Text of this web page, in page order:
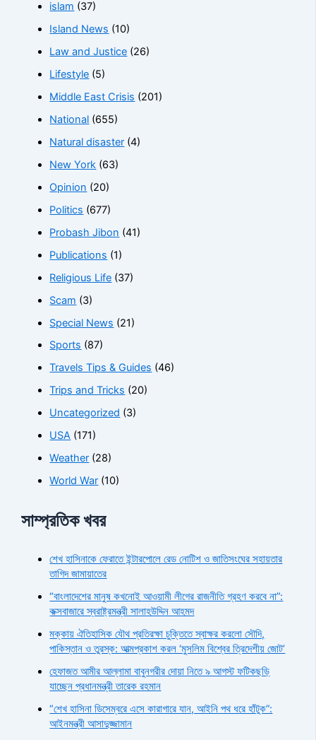
islam (37)
Island News (10)
Law and Justice (26)
Lifestyle (5)
Middle East Crisis (201)
National (655)
Natural disaster (4)
New York (63)
Opinion (20)
Politics (677)
Probash Jibon (41)
Publications (1)
Religious Life (37)
Scam (3)
Special News (21)
Sports (87)
Travels Tips & Guides (46)
Trips and Tricks (20)
Uncategorized (3)
USA (171)
Weather (28)
World War (10)
সাম্প্রতিক খবর
শেখ হাসিনাকে ফেরাতে ইন্টারপোলে রেড নোটিশ ও জাতিসংঘের সহায়তার
তাগিদ জামায়াতের
“বাংলাদেশের মানুষ কখনোই আওয়ামী লীগের রাজনীতি গ্রহণ করবে না”:
কক্সবাজারে স্বরাষ্ট্রমন্ত্রী সালাহউদ্দিন আহমদ
মক্কায় ঐতিহাসিক যৌথ প্রতিরক্ষা চুক্তিতে স্বাক্ষর করলো সৌদি,
পাকিস্তান ও তুরস্ক: আত্মপ্রকাশ করল ‘মুসলিম বিশ্বের ত্রিদেশীয় জোট’
হেফাজত আমীর আল্লামা বাবুনগরীর দোয়া নিতে ৯ আগস্ট ফটিকছড়ি
যাচ্ছেন প্রধানমন্ত্রী তারেক রহমান
“শেখ হাসিনা ডিসেম্বরে এসে কারাগারে যান, আইনি পথ ধরে হাঁটুক”:
আইনমন্ত্রী আসাদুজ্জামান